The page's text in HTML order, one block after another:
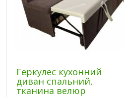
Геркулес кухонний
диван спальний,
тканина велюр